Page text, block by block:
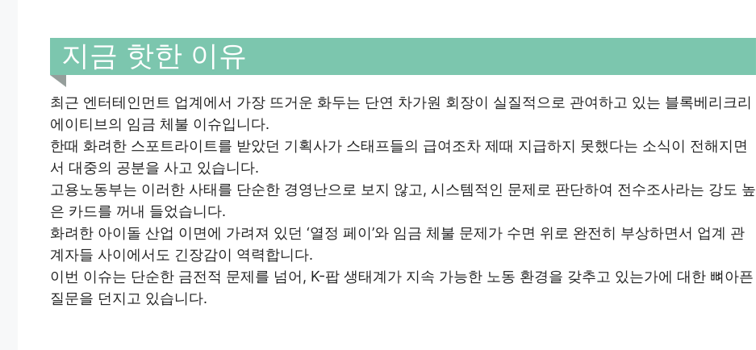
지금 핫한 이유
최근 엔터테인먼트 업계에서 가장 뜨거운 화두는 단연 차가원 회장이 실질적으로 관여하고 있는 블록베리크리
에이티브의 임금 체불 이슈입니다.
한때 화려한 스포트라이트를 받았던 기획사가 스태프들의 급여조차 제때 지급하지 못했다는 소식이 전해지면
서 대중의 공분을 사고 있습니다.
고용노동부는 이러한 사태를 단순한 경영난으로 보지 않고, 시스템적인 문제로 판단하여 전수조사라는 강도 높
은 카드를 꺼내 들었습니다.
화려한 아이돌 산업 이면에 가려져 있던 ‘열정 페이’와 임금 체불 문제가 수면 위로 완전히 부상하면서 업계 관
계자들 사이에서도 긴장감이 역력합니다.
이번 이슈는 단순한 금전적 문제를 넘어, K-팝 생태계가 지속 가능한 노동 환경을 갖추고 있는가에 대한 뼈아픈
질문을 던지고 있습니다.